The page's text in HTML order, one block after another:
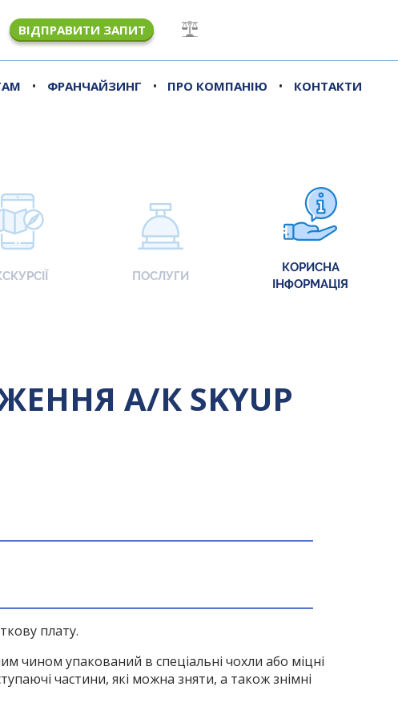
ВІДПРАВИТИ ЗАПИТ
• ФРАНЧАЙЗИНГ • ПРО КОМПАНІЮ • КОНТАКТИ
ПОСЛУГИ
КОРИСНА
ІНФОРМАЦІЯ
А/К SKYUP
плату.
чином упакований в спеціальні чохли або міцні
частини, які можна зняти, а також знімні